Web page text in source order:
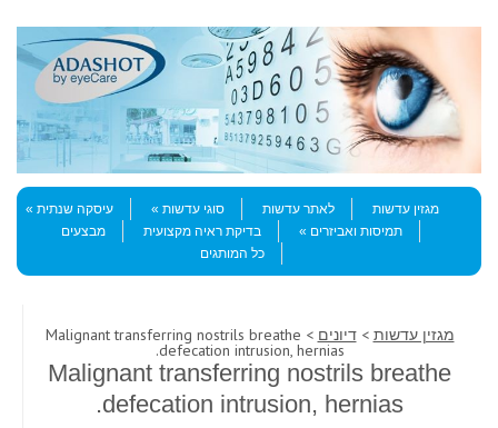
Menu
Skip to content
מגזין עדשות
לאתר עדשות סוגי עדשות
עיסקה שנתית
תמיסות ואביזרים
בדיקת ראיה מקצועית
מבצעים
כל המותגים
מגזין עדשות >דיונים > Malignant transferring nostrils breathe
defecation intrusion, hernias.
Malignant transferring nostrils breathe
defecation intrusion, hernias.